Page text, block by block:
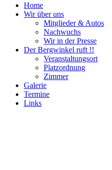
Home
Wir über uns
Mitglieder & Autos
Nachwuchs
Wir in der Presse
Der Bergwinkel ruft !!
Veranstaltungsort
Platzordnung
Zimmer
Galerie
Termine
Links